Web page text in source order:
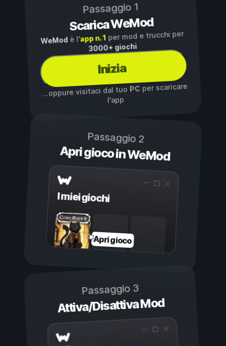
Passaggio 1
Scarica WeMod
WeMod è l'app n. 1per mod e trucchi per
3000+ giochi
Inizia
...oppure visitaci dal tuoPC per scaricare
l'app
Passaggio 2
Apri gioco in WeMod
I miei giochi
Apri gioco
Passaggio 3
Attiva/Disattiva Mod